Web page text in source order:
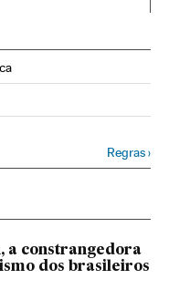
en Facebook
Regras›
a constrangedora
dos brasileiros